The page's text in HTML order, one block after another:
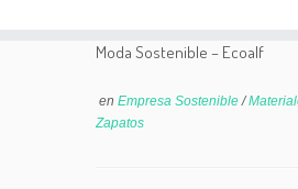
Moda Sostenible – Ecoalf
en Empresa Sostenible/
Zapatos